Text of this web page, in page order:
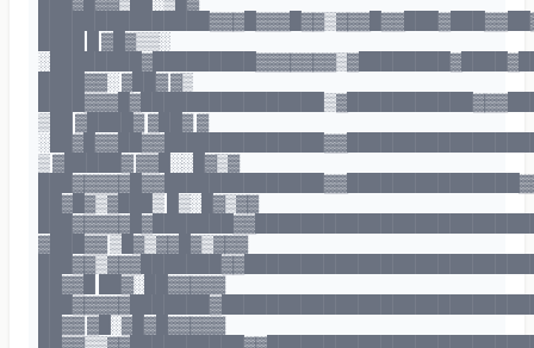
████ █ ▓█▓▒▒░
████▓▓░ ▓██▓ ▓▒
▒██ ▓████▓ ▓██▓ ▓
▒ ▓█████▓ ▓▓█░░█▓▒▓
██▓█▓▒▓███▒ █▒░█▓▒▓▓
▓███▓▓ ▒█▓▒▓▓█▓▒▓▓▓
██▓▓█ ██▓░██▓▓▓▓▓
██▓▓ ▓█░▓█▓█▓▓▓▓▓